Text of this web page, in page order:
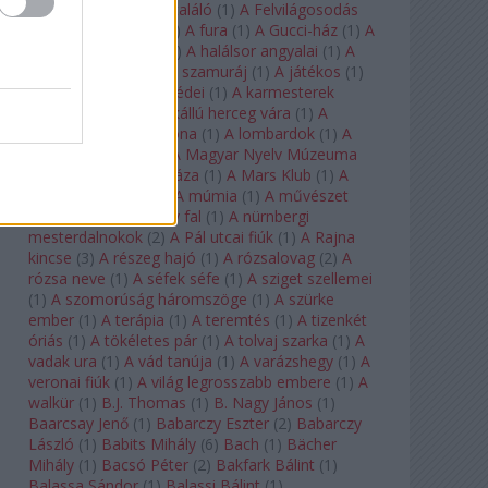
félkegyelmű
A feltaláló (1 ) A Felvilágosodás
) A fura (1 ) A Gucci-ház (1 ) A
) A halálsor angyalai (1 ) A
A hét szamuráj (1 ) A játékos (1 )
A karmeliták párbeszédei (1 ) A karmesterek
A kékszakállú herceg vára (1 ) A
A korona (1 ) A lombardok (1 ) A
A Magyar Nyelv Múzeuma
A Magyar Zene Háza (1 ) A Mars Klub (1 ) A
A múmia (1 ) A művészet
A nagy fal (1 ) A nürnbergi
mesterdalnokok (2) A Pál utcai fiúk (1 ) A Rajna
kincse (3) A részeg hajó (1 ) A rózsalovag (2) A
rózsa neve (1 ) A séfek séfe (1 ) A sziget szellemei
(1 ) A szomorúság háromszöge (1 ) A szürke
ember (1 ) A terápia (1 ) A teremtés (1 ) A tizenkét
óriás (1 ) A tökéletes pár (1 ) A tolvaj szarka (1 ) A
vadak ura (1 ) A vád tanúja (1 ) A varázshegy (1 ) A
veronai fiúk (1 ) A világ legrosszabb embere (1 ) A
walkür (1 ) B.J. Thomas (1 ) B. Nagy János (1 )
Baarcsay Jenő (1 ) Babarczy Eszter (2) Babarczy
László (1 ) Babits Mihály (6) Bach (1 ) Bächer
Mihály (1 ) Bacsó Péter (2) Bakfark Bálint (1 )